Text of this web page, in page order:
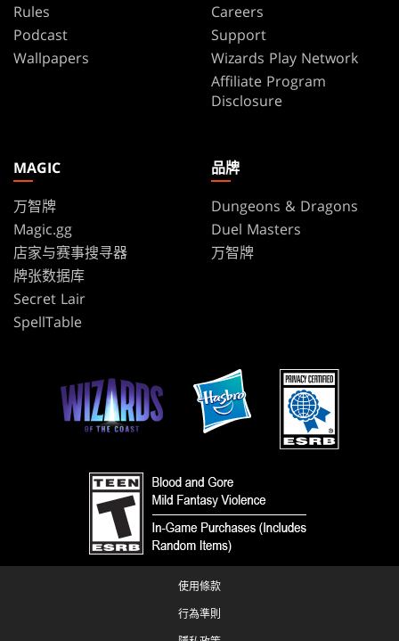
Rules
Podcast
Wallpapers
Careers
Support
Wizards Play Network
Affiliate Program
Disclosure
MAGIC
万智牌
Magic.gg
店家与赛事搜寻器
牌张数据库
Secret Lair
SpellTable
品牌
Dungeons & Dragons
Duel Masters
万智牌
使用條款
行為準則